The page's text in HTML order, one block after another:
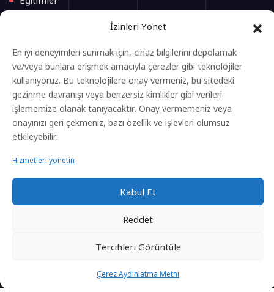
İzinleri Yönet
En iyi deneyimleri sunmak için, cihaz bilgilerini depolamak
ve/veya bunlara erişmek amacıyla çerezler gibi teknolojiler
kullanıyoruz. Bu teknolojilere onay vermeniz, bu sitedeki
gezinme davranışı veya benzersiz kimlikler gibi verileri
işlememize olanak tanıyacaktır. Onay vermemeniz veya
onayınızı geri çekmeniz, bazı özellik ve işlevleri olumsuz
etkileyebilir.
Hizmetleri yönetin
Kabul Et
Reddet
Tercihleri ​​görüntüle
Çerez Aydınlatma Metni
Yeni Başlayacak Eğitimler
Anasayfa
Eğitimler
Gizlilik Politikası
Kvkk Aydınlatma Metni
Çerez Aydınlatma Metni